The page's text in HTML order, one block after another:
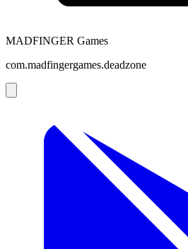
MADFINGER Games
com.madfingergames.deadzone